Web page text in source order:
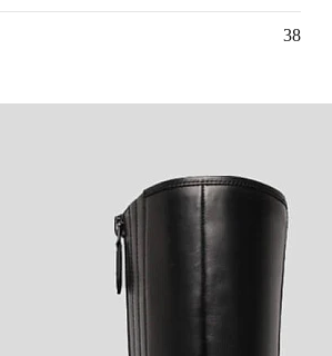
38